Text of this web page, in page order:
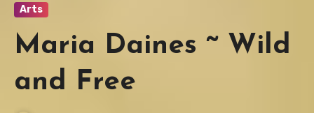
Arts
Maria Daines ~ Wild
and Free